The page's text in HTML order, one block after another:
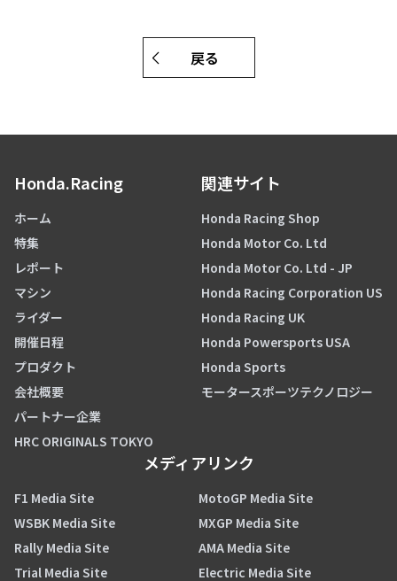
戻る
Honda.Racing
ホーム
特集
レポート
マシン
ライダー
開催日程
プロダクト
会社概要
パートナー企業
HRC ORIGINALS TOKYO
関連サイト
Honda Racing Shop
Honda Motor Co. Ltd
Honda Motor Co. Ltd - JP
Honda Racing Corporation US
Honda Racing UK
Honda Powersports USA
Honda Sports
モータースポーツテクノロジー
メディアリンク
F1 Media Site
MotoGP Media Site
WSBK Media Site
MXGP Media Site
Rally Media Site
AMA Media Site
Trial Media Site
Electric Media Site